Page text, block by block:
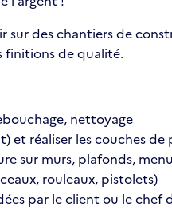
des chantiers de
finitions de qualité.
nettoyage
réaliser les couches
sur murs, plafonds,
rouleaux, pistolets)
par le client ou le chef